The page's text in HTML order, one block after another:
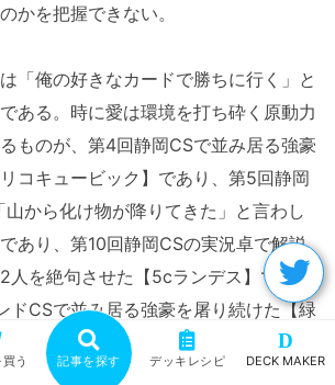
かを把握できない。
「俺の好きなカードで勝ちに行く」と
ある。時に愛は環境を打ち砕く原動力
ものが、第4回静岡CSで並み居る強豪
コキュービック】であり、第5回静岡
から化け物が降りてきた」と言わし
あり、第10回静岡CSの実況卓で解説
人を絶句させた【5cランデス】であ
ドCSで並み居る強豪を屠り続けた【緑
なお、【5cランデス】は大会後に競
者が増えているし、【緑単ループ】は
う 記事を探す デッキレシピ
D
DECK MAKER